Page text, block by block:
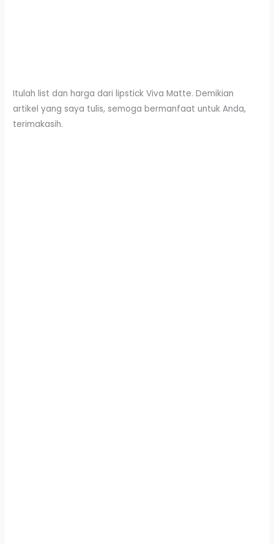
Itulah list dan harga dari lipstick Viva Matte. Demikian
artikel yang saya tulis, semoga bermanfaat untuk Anda,
terimakasih.